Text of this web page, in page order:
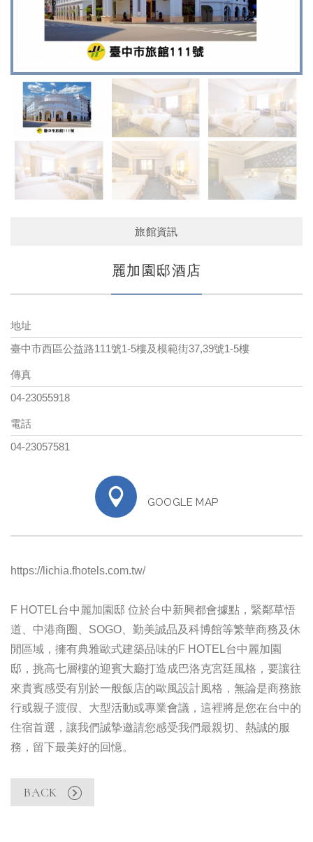
旅館資訊
麗加園邸酒店
地址
臺中市西區公益路111號1-5樓及模範街37,39號1-5樓
傳真
04-23055918
電話
04-23057581
GOOGLE MAP
https://lichia.fhotels.com.tw/
F HOTEL台中麗加園邸 位於台中新興都會據點，緊鄰草悟
道、中港商圈、SOGO、勤美誠品及科博館等繁華商務及休
閒區域，擁有典雅歐式建築品味的F HOTEL台中麗加園
邸，挑高七層樓的迎賓大廳打造成巴洛克宮廷風格，要讓往
來貴賓感受有別於一般飯店的歐風設計風格，無論是商務旅
行或親子渡假、大型活動或專業會議，這裡將是您在台中的
住宿首選，讓我們誠摯邀請您感受我們最親切、熱誠的服
務，留下最美好的回憶。
BACK